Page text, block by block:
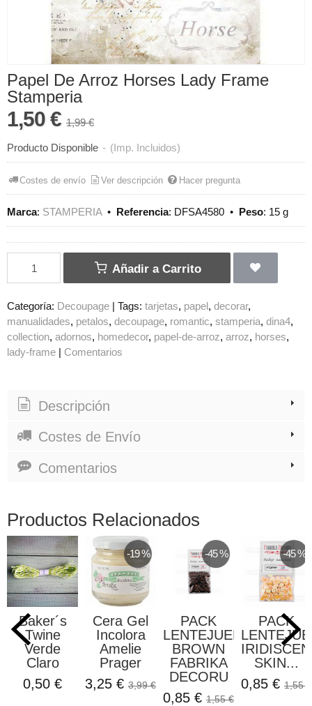
Papel De Arroz Horses Lady Frame
Stamperia
1,50 € 1,99 €
Producto Disponible - (Imp. Incluidos)
Costes de envío Ver descripción Hacer pregunta
Marca: STAMPERIA• Referencia: DFSA4580 • Peso: 15 g
Añadir a Carrito
Categoría: Decoupage Tags: tarjetas papel
decorar
manualidades petalos decoupage romantic stamperia dina4
collection adornos homedecor papel-de-arroz arroz
horses
lady-frame
Comentarios
Descripción
Costes de Envío
Comentarios
Productos Relacionados
Baker´s
Twine
Verde
Claro
0,50 €
-19 %
Cera Gel
Incolora
Amelie
Prager
3,25 € 3,99 €
-45 %
PACK
LENTEJUELAS
BROWN
FABRIKA
DECORU
0,85 € 1,55 €
-45 %
PACK
SKIN...
0,85 € 1,55 €